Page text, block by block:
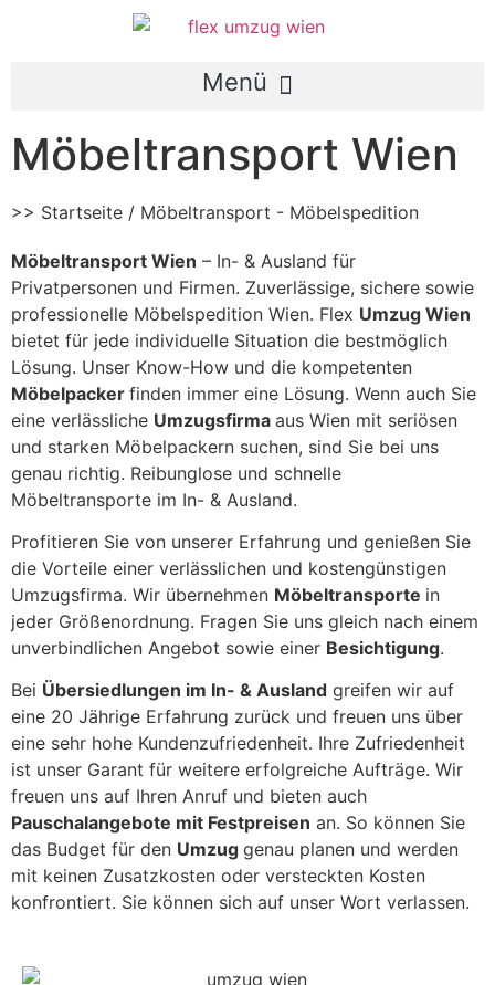
Möbeltransport Wien
>> Startseite / Möbeltransport - Möbelspedition
Möbeltransport Wien – In- & Ausland für
Privatpersonen und Firmen. Zuverlässige, sichere sowie
professionelle Möbelspedition Wien. Flex Umzug Wien
bietet für jede individuelle Situation die bestmöglich
Lösung. Unser Know-How und die kompetenten
Möbelpacker finden immer eine Lösung. Wenn auch Sie
eine verlässliche Umzugsfirma aus Wien mit seriösen
und starken Möbelpackern suchen, sind Sie bei uns
genau richtig. Reibunglose und schnelle
Möbeltransporte im In- & Ausland.
Profitieren Sie von unserer Erfahrung und genießen Sie
die Vorteile einer verlässlichen und kostengünstigen
Umzugsfirma. Wir übernehmen Möbeltransporte in
jeder Größenordnung. Fragen Sie uns gleich nach einem
unverbindlichen Angebot sowie einer Besichtigung.
Bei Übersiedlungen im In- & Ausland greifen wir auf
eine 20 Jährige Erfahrung zurück und freuen uns über
eine sehr hohe Kundenzufriedenheit. Ihre Zufriedenheit
ist unser Garant für weitere erfolgreiche Aufträge. Wir
freuen uns auf Ihren Anruf und bieten auch
Pauschalangebote mit Festpreisen an. So können Sie
das Budget für den Umzug genau planen und werden
mit keinen Zusatzkosten oder versteckten Kosten
konfrontiert. Sie können sich auf unser Wort verlassen.